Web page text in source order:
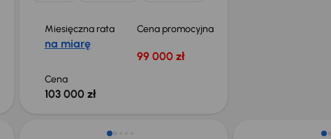
Miesięczna rata
na miarę
Cena promocyjna
99 000 zł
Cena
103 000 zł